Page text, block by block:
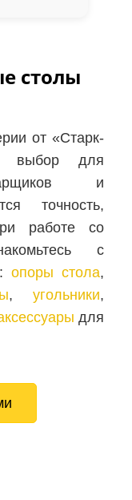
столы
от «Старк-
выбор для
и
точность,
работе со
с
опоры стола,
,угольники,
для